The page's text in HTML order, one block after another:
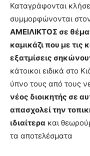
Καταγράφονται
συμμορφώνονται
ΑΜΕΙΛΙΚΤΟΣ σε
καμικάζι που με
εξατμίσεις
κάτοικοι ειδικά στο
ύπνο τους από τους
νέος διοικητής σε
απασχολεί την
ιδιαίτερα και
τα αποτελέσματα